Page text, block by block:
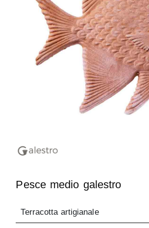
Pesce medio galestro
Terracotta artigianale